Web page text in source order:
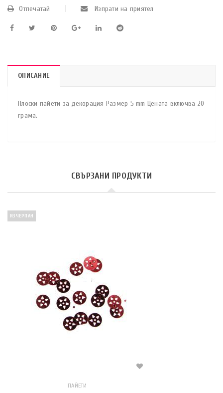
Отпечатай Изпрати на приятел
ОПИСАНИЕ
Плоски пайети за декорация Размер 5 mm Цената включва 20
грама.
СВЪРЗАНИ ПРОДУКТИ
ИЗЧЕРПАН
ПАЙЕТИ